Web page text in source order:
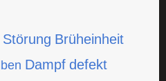
Brüheinheit
Dampf defekt